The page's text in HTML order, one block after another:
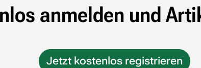
anmelden und
Jetzt kostenlos registrieren